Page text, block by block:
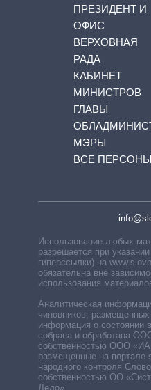
ПРЕЗИДЕНТ И
ОФИС
ВЕРХОВНАЯ
РАДА
КАБИНЕТ
МИНИСТРОВ
ГЛАВЫ
МЭРЫ
ВСЕ ПЕРСОНЫ
Использование любых
разрешается при
гиперссылки) на
обязательна вне
использования
Аналитическая
чиновников, размещенных
информация о состоянии
собрана и обработана
собственностью ООО
размещенные на портале
народного контроля
собственностью ОО
Дело».